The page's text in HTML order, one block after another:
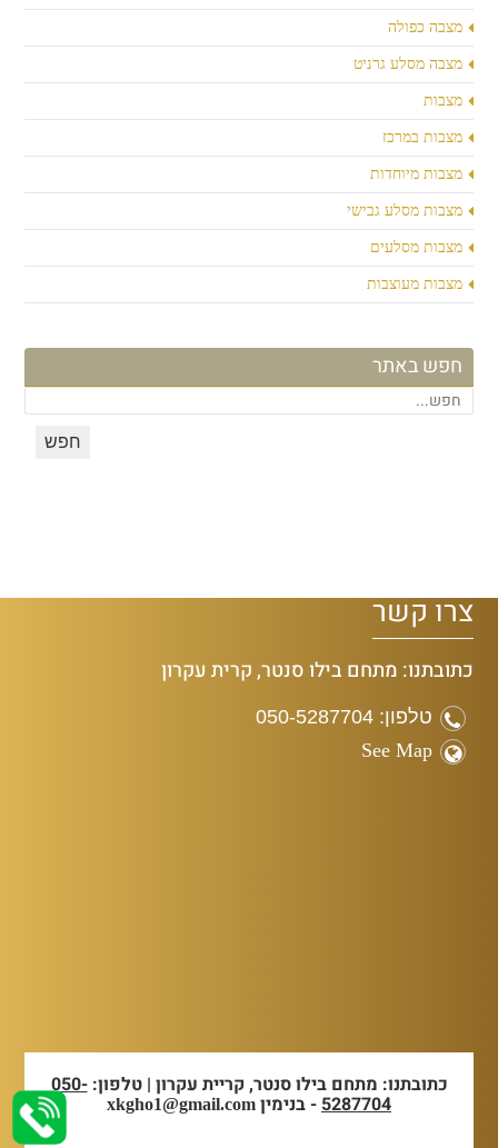
מצבה כפולה
מצבה מסלע גרניט
מצבות
מצבות במרכז
מצבות מיוחדות
מצבות מסלע גבישי
מצבות מסלעים
מצבות מעוצבות
חפש באתר
צרו קשר
כתובתנו: מתחם בילו סנטר, קרית עקרון
טלפון: 050-5287704
See Map
כתובתנו: מתחם בילו סנטר, קריית עקרון | טלפון:050-
5287704- בנימין xkgho1@gmail.com